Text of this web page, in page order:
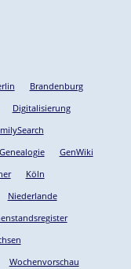
Brandenburg
Digitalisierung
Genealogie
GenWiki
Köln
Niederlande
Wochenvorschau